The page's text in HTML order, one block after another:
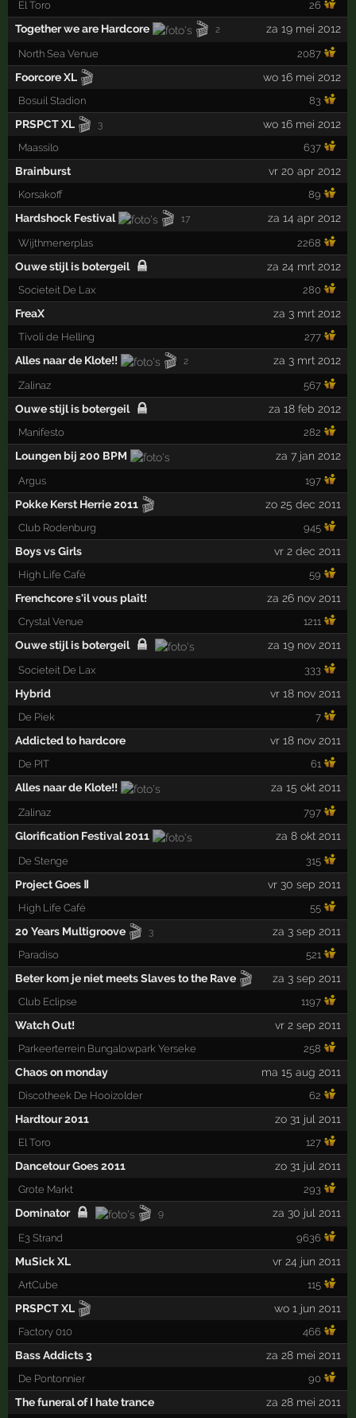
El Toro 26
Together we are Hardcore 🎬 2 za 19 mei 2012
North Sea Venue 2087
Foorcore XL 🎬 wo 16 mei 2012
Bosuil Stadion 83
PRSPCT XL 🎬 3 wo 16 mei 2012
Maassilo 637
Brainburst vr 20 apr 2012
Korsakoff 89
Hardshock Festival 🎬 17 za 14 apr 2012
Wijthmenerplas 2268
Ouwe stijl is botergeil za 24 mrt 2012
Societeit De Lax 280
FreaX za 3 mrt 2012
Tivoli de Helling 277
Alles naar de Klote!! 🎬 2 za 3 mrt 2012
Zalinaz 567
Ouwe stijl is botergeil za 18 feb 2012
Manifesto 282
Loungen bij 200 BPM za 7 jan 2012
Argus 197
Pokke Kerst Herrie 2011 🎬 zo 25 dec 2011
Club Rodenburg 945
Boys vs Girls vr 2 dec 2011
High Life Café 59
Frenchcore s'il vous plaît! za 26 nov 2011
Crystal Venue 1211
Ouwe stijl is botergeil za 19 nov 2011
Societeit De Lax 333
Hybrid vr 18 nov 2011
De Piek 7
Addicted to hardcore vr 18 nov 2011
De PIT 61
Alles naar de Klote!! za 15 okt 2011
Zalinaz 797
Glorification Festival 2011 za 8 okt 2011
De Stenge 315
Project Goes Ⅱ vr 30 sep 2011
High Life Café 55
20 Years Multigroove 🎬 3 za 3 sep 2011
Paradiso 521
Beter kom je niet meets Slaves to the Rave 🎬 za 3 sep 2011
Club Eclipse 1197
Watch Out! vr 2 sep 2011
Parkeerterrein Bungalowpark Yerseke 258
Chaos on monday ma 15 aug 2011
Discotheek De Hooizolder 62
Hardtour 2011 zo 31 jul 2011
El Toro 127
Dancetour Goes 2011 zo 31 jul 2011
Grote Markt 293
Dominator 🎬 9 za 30 jul 2011
E3 Strand 9636
MuSick XL vr 24 jun 2011
ArtCube 115
PRSPCT XL 🎬 wo 1 jun 2011
Factory 010 466
Bass Addicts 3 za 28 mei 2011
De Pontonnier 90
The funeral of I hate trance za 28 mei 2011